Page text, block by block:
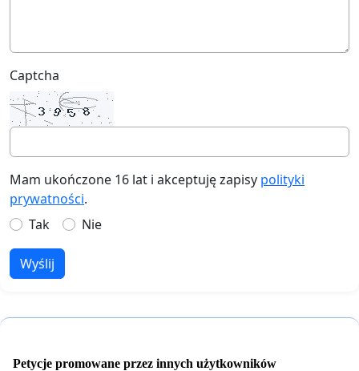
Captcha
Mam ukończone 16 lat i akceptuję zapisy polityki
prywatności.
Tak
Nie
Wyślij
Petycje promowane przez innych użytkowników